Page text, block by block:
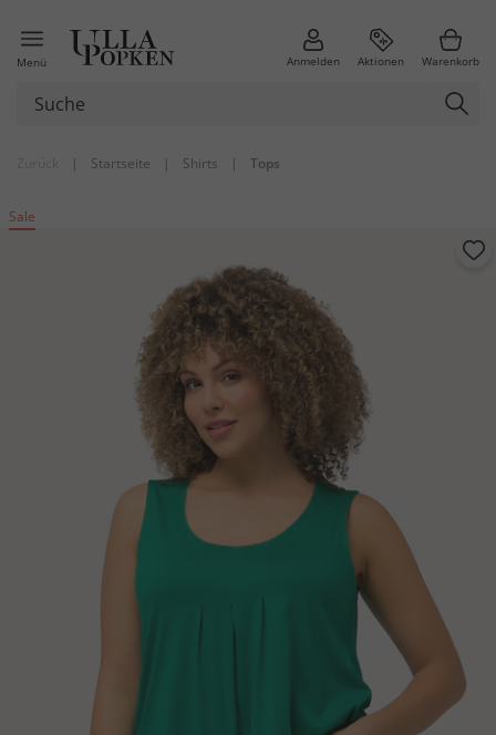
Menü Anmelden Aktionen Warenkorb
| Startseite | Shirts | Tops
Sale